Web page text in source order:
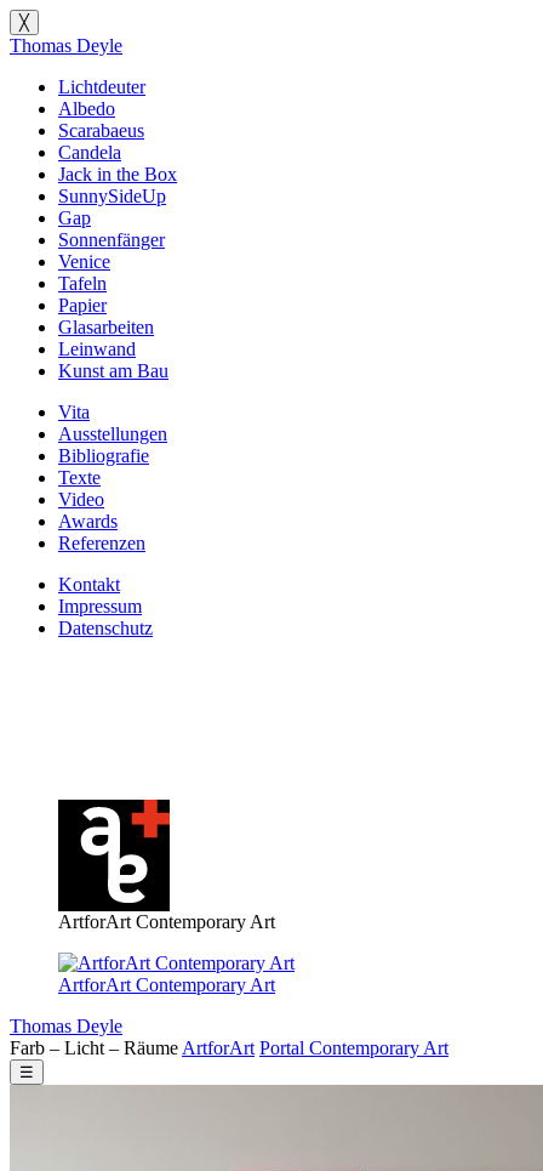
╳
Thomas Deyle
Lichtdeuter
Albedo
Scarabaeus
Candela
Jack in the Box
SunnySideUp
Gap
Sonnenfänger
Venice
Tafeln
Papier
Glasarbeiten
Leinwand
Kunst am Bau
Vita
Ausstellungen
Bibliografie
Texte
Video
Awards
Referenzen
Kontakt
Impressum
Datenschutz
ArtforArt Contemporary Art
ArtforArt Contemporary Art
Thomas Deyle
Farb – Licht – Räume ArtforArt Portal Contemporary Art
☰